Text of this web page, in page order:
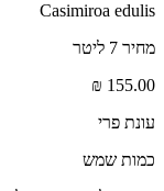
Casimiroa edulis
מחיר 7 ליטר
155.00 ₪
עונת פרי
כמות שמש